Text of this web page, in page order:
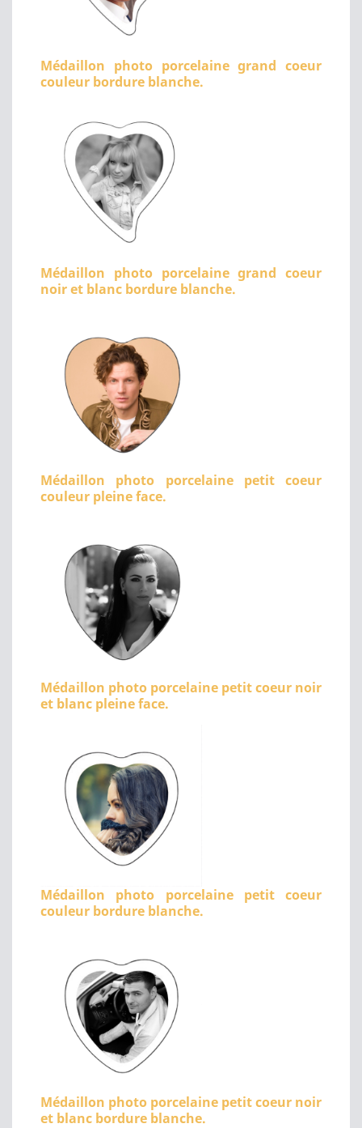
Médaillon photo porcelaine grand coeur
couleur bordure blanche.
Médaillon photo porcelaine grand coeur
noir et blanc bordure blanche.
Médaillon photo porcelaine petit coeur
couleur pleine face.
Médaillon photo porcelaine petit coeur noir
et blanc pleine face.
Médaillon photo porcelaine petit coeur
couleur bordure blanche.
Médaillon photo porcelaine petit coeur noir
et blanc bordure blanche.